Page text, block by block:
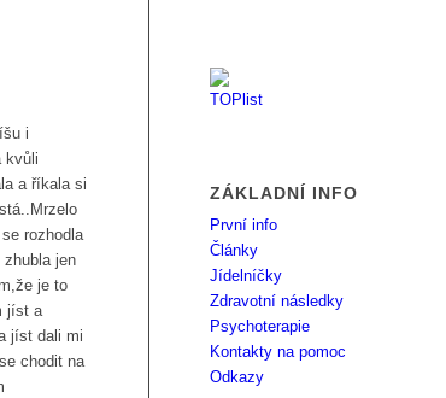
i
kvůli
a říkala si
rozhodla
jen
je to
jíst a
jíst dali mi
chodit na
ZÁKLADNÍ INFO
První info
Články
Jídelníčky
Zdravotní následky
Psychoterapie
Kontakty na pomoc
Odkazy